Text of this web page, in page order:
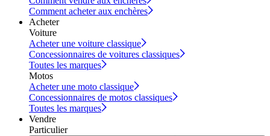
Comment acheter aux enchères
Acheter
Voiture
Acheter une voiture classique
Concessionnaires de voitures classiques
Toutes les marques
Motos
Acheter une moto classique
Concessionnaires de motos classiques
Toutes les marques
Vendre
Particulier